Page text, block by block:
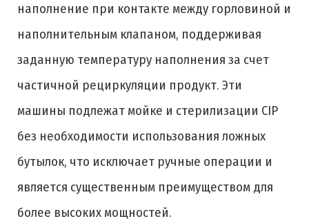
наполнение при контакте между горловиной и
наполнительным клапаном, поддерживая
заданную температуру наполнения за счет
частичной рециркуляции продукт. Эти
машины подлежат мойке и стерилизации CIP
без необходимости использования ложных
бутылок, что исключает ручные операции и
является существенным преимуществом для
более высоких мощностей.